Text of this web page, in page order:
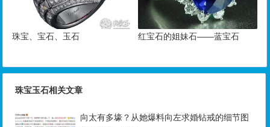
珠宝、宝石、玉石 红宝石的姐妹石——蓝宝石
珠宝玉石相关文章
向太有多壕？从她爆料向左求婚钻戒的细节图